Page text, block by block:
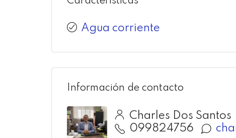
Agua corriente
Información de contacto
Charles Dos Santos
099824756